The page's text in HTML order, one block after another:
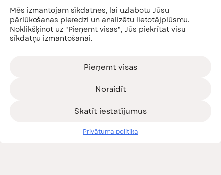
Mēs izmantojam sīkdatnes, lai uzlabotu Jūsu
pārlūkošanas pieredzi un analizētu lietotājplūsmu.
Noklikšķinot uz "Pieņemt visas", Jūs piekrītat visu
sīkdatņu izmantošanai.
Pieņemt visas
Noraidīt
Skatīt iestatījumus
Privātuma politika
Nodarbības
Piesakies jaunumiem!
un citiem jaunumiem!